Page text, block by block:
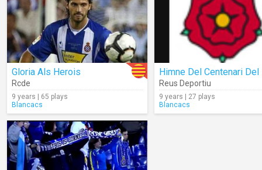
Gloria Als Herois
Rcde
9 years | 65 plays
Blancacs
Reus Deportiu
9 years | 27 plays
Blancacs